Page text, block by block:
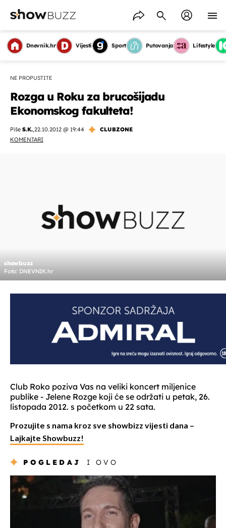
Dnevnik.hr Vijesti Sport Putovanja Lifestyle
NE PROPUSTITE
Rozga u Roku za brucošijadu
Ekonomskog fakulteta!
Piše S.K.,22.10.2012 @ 19:44
CLUBZONE
KOMENTARI
showbuzz
Foto: DNEVNIK.hr
Club Roko poziva Vas na veliki koncert miljenice
publike - Jelene Rozge koji će se održati u petak, 26.
listopada 2012. s početkom u 22 sata.
Prozujite s nama kroz sve showbizz vijesti dana –
Lajkajte Showbuzz!
POGLEDAJ I OVO